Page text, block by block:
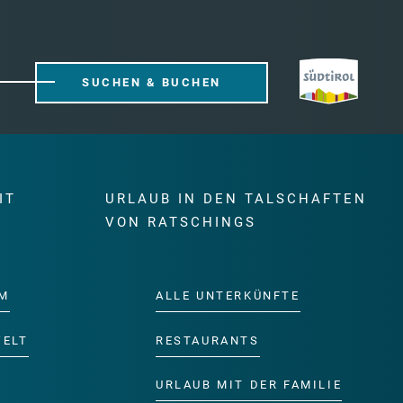
SUCHEN & BUCHEN
URLAUB IN DEN TALSCHAFTEN
VON RATSCHINGS
ALLE UNTERKÜNFTE
RESTAURANTS
URLAUB MIT DER FAMILIE